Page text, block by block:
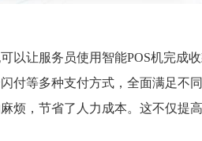
以让服务员使用智能POS机完成
付等多种支付方式，全面满足不
烦，节省了人力成本。这不仅提